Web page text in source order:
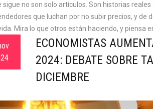
sigue no son solo artículos. Son historias
que luchan por no subir precios, y de
Mira lo que otros están haciendo, y piensa
ECONOMISTAS
2024: DEBATE SOBRE
DICIEMBRE